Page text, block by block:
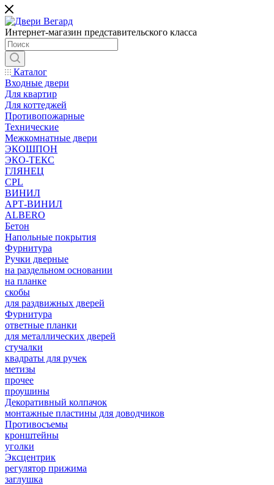
Интернет-магазин представительского класса
Каталог
Входные двери
Для квартир
Для коттеджей
Противопожарные
Технические
Межкомнатные двери
ЭКОШПОН
ЭКО-ТЕКС
ГЛЯНЕЦ
CPL
ВИНИЛ
АРТ-ВИНИЛ
ALBERO
Бетон
Напольные покрытия
Фурнитура
Ручки дверные
на раздельном основании
на планке
скобы
для раздвижных дверей
Фурнитура
ответные планки
для металлических дверей
стучалки
квадраты для ручек
метизы
прочее
проушины
Декоративный колпачок
монтажные пластины для доводчиков
Противосъемы
кронштейны
уголки
Эксцентрик
регулятор прижима
заглушка